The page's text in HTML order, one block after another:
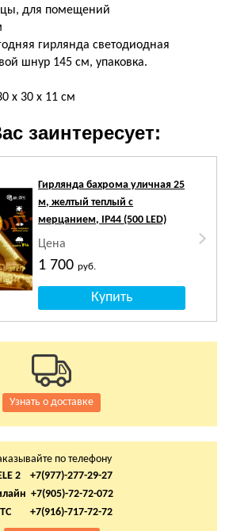
для помещений
гирлянда светодиодная
шнур 145 см, упаковка.
х 30 х 11 см
заинтересует:
Гирлянда бахрома уличная 25
м, желтый теплый с
мерцанием, IP44 (500 LED)
Цена
1 700руб.
Узнать о доставке
по телефону
2 +7(977)-277-29-27
+7(905)-72-72-072
+7(916)-717-72-72